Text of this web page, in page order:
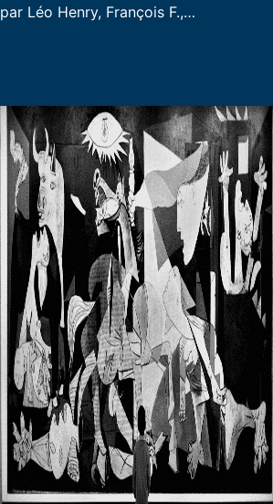
par Léo Henry, François F.,…